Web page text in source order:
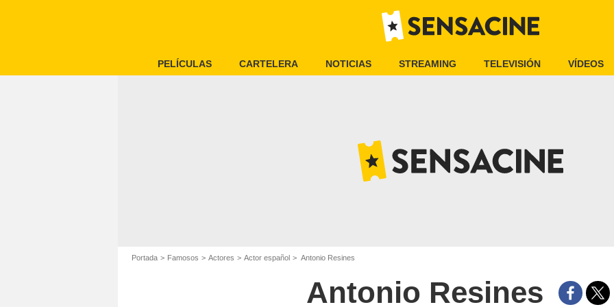
PELÍCULAS CARTELERA NOTICIAS STREAMING TELEVISIÓN VÍDEOS
Portada Famosos Actores Actor español Antonio Resines
Antonio Resines